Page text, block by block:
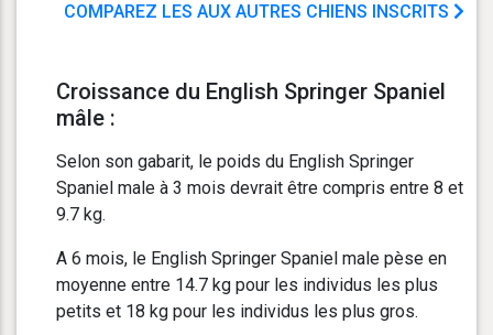
COMPAREZ LES AUX AUTRES CHIENS INSCRITS
Croissance du English Springer Spaniel
mâle :
Selon son gabarit, le poids du English Springer
Spaniel male à 3 mois devrait être compris entre 8 et
9.7 kg.
A 6 mois, le English Springer Spaniel male pèse en
moyenne entre 14.7 kg pour les individus les plus
petits et 18 kg pour les individus les plus gros.